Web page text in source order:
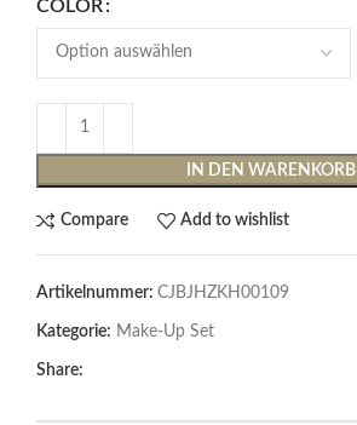
COLOR
IN DEN WARENKORB
Compare Add to wishlist
Artikelnummer: CJBJHZKH00109
Kategorie: Make-Up Set
Share: